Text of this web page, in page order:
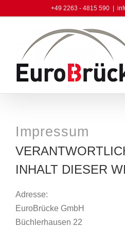
to
+49 2263 - 4815 590
Impressum
INHALT DIESER
Adresse:
EuroBrücke GmbH
Büchlerhausen 22